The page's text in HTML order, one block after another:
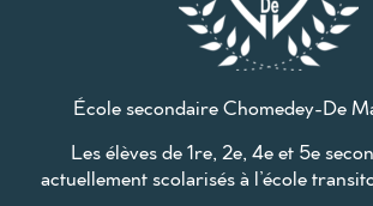
École secondaire Chomedey-De
Les élèves de 1re, 2e, 4e et 5e
actuellement scolarisés à l’école